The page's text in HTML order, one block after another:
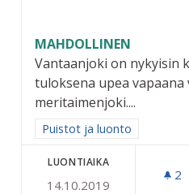
MAHDOLLINEN
Vantaanjoki on nykyisin
tuloksena upea vapaana
meritaimenjoki....
Rajaa tulokset aihepiirin
Puistot ja luonto
LUONTIAIKA
14.10.2019
2